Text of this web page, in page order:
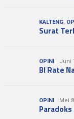
KALTENG
Surat
OPINI Juni
BI Rate
OPINI Mei